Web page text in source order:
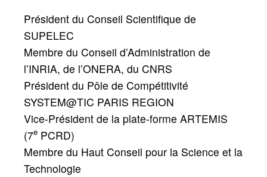
Président du Conseil Scientifique de
SUPELEC
Membre du Conseil d’Administration de
l’INRIA, de l’ONERA, du CNRS
Président du Pôle de Compétitivité
SYSTEM@TIC PARIS REGION
Vice-Président de la plate-forme ARTEMIS
(7e PCRD)
Membre du Haut Conseil pour la Science et la
Technologie